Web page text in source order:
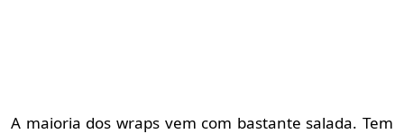
A maioria dos wraps vem com bastante salada. Tem